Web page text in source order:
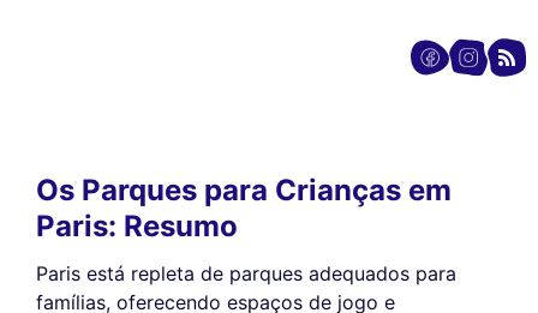
Os Parques para Crianças em
Paris: Resumo
Paris está repleta de parques adequados para
famílias, oferecendo espaços de jogo e